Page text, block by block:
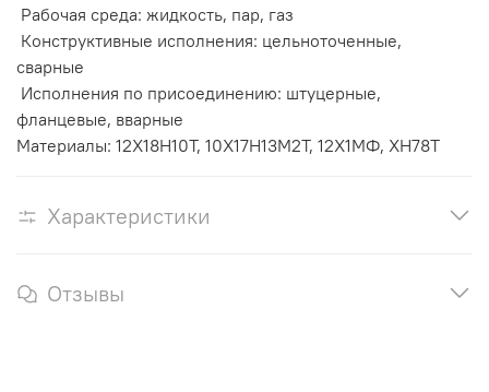
Рабочая среда: жидкость, пар, газ
Конструктивные исполнения: цельноточенные,
сварные
Исполнения по присоединению: штуцерные,
фланцевые, вварные
Материалы: 12Х18Н10Т, 10Х17Н13М2Т, 12Х1МФ, ХН78Т
Характеристики
Отзывы